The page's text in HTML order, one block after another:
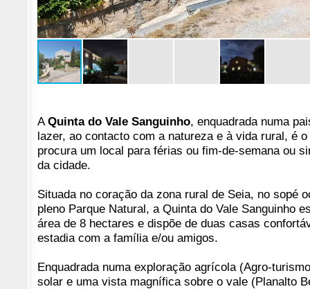
AQuinta do Vale Sanguinho, enquadrada numa
lazer, ao contacto com a natureza e à vida rural, é
procura um local para férias ou fim-de-semana ou
da cidade.
Situada no coração da zona rural de Seia, no sopé
pleno Parque Natural, a Quinta do Vale Sanguinho
área de 8 hectares e dispõe de duas casas
estadia com a família e/ou amigos.
Enquadrada numa exploração agrícola (Agro-
solar e uma vista magnífica sobre o vale (Planalto